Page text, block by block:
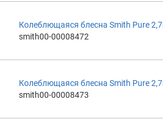
Колеблющаяся блесна Smith Pure
smith00-00008472
Колеблющаяся блесна Smith Pure
smith00-00008473